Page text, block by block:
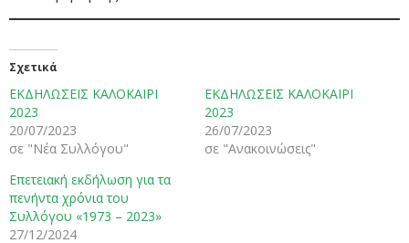
Σχετικά
ΕΚΔΗΛΩΣΕΙΣ ΚΑΛΟΚΑΙΡΙ
2023
20/07/2023
σε "Νέα Συλλόγου"
ΕΚΔΗΛΩΣΕΙΣ ΚΑΛΟΚΑΙΡΙ
2023
26/07/2023
σε "Ανακοινώσεις"
Επετειακή εκδήλωση για τα
πενήντα χρόνια του
Συλλόγου «1973 – 2023»
27/12/2024